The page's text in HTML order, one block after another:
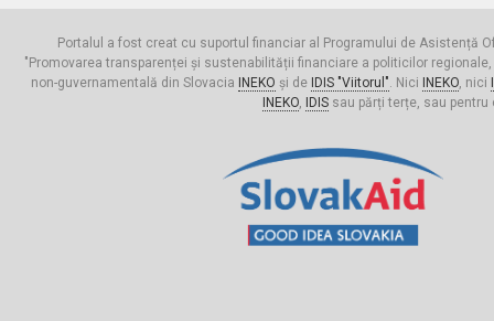
Portalul a fost creat cu suportul financiar al Programului de Asistență
"Promovarea transparenței și sustenabilității financiare a politicilor
non-guvernamentală din Slovacia
INEKO și de IDIS "Viitorul". Nici INEKO, nici
INEKO, IDISsau părți terțe, sau pentru